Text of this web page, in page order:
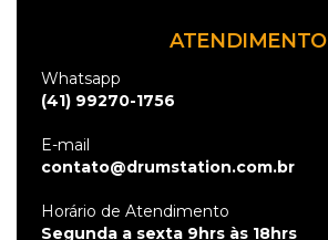
ATENDIMENTO
Whatsapp
(41) 99270-1756
E-mail
contato@drumstation.com.br
Horário de Atendimento
Segunda a sexta 9hrs às 18hrs